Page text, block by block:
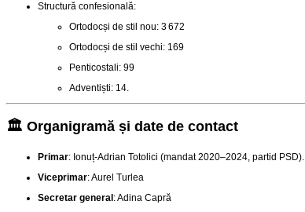
Structură confesională:
Ortodocși de stil nou: 3 672
Ortodocși de stil vechi: 169
Penticostali: 99
Adventiști: 14.
🏛️ Organigramă și date de contact
Primar: Ionuț‑Adrian Totolici (mandat 2020–2024, partid PSD).
Viceprimar: Aurel Turlea
Secretar general : Adina Capră